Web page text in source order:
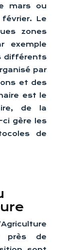
mars ou
Le
zones
exemple
différents
par
et des
est le
de la
ci gère les
de
près de